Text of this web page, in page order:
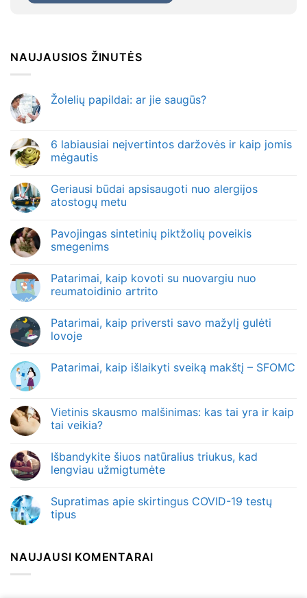
NAUJAUSIOS ŽINUTĖS
Žolelių papildai: ar jie saugūs?
6 labiausiai neįvertintos daržovės ir kaip jomis
mėgautis
Geriausi būdai apsisaugoti nuo alergijos
atostogų metu
Pavojingas sintetinių piktžolių poveikis
smegenims
Patarimai, kaip kovoti su nuovargiu nuo
reumatoidinio artrito
Patarimai, kaip priversti savo mažylį gulėti
lovoje
Patarimai, kaip išlaikyti sveiką makštį – SFOMC
Vietinis skausmo malšinimas: kas tai yra ir kaip
tai veikia?
Išbandykite šiuos natūralius triukus, kad
lengviau užmigtumėte
Supratimas apie skirtingus COVID-19 testų
tipus
NAUJAUSI KOMENTARAI